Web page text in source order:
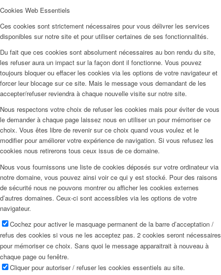
Cookies Web Essentiels
Ces cookies sont strictement nécessaires pour vous délivrer les services
disponibles sur notre site et pour utiliser certaines de ses fonctionnalités.
Du fait que ces cookies sont absolument nécessaires au bon rendu du site,
les refuser aura un impact sur la façon dont il fonctionne. Vous pouvez
toujours bloquer ou effacer les cookies via les options de votre navigateur et
forcer leur blocage sur ce site. Mais le message vous demandant de les
accepter/refuser reviendra à chaque nouvelle visite sur notre site.
Nous respectons votre choix de refuser les cookies mais pour éviter de vous
le demander à chaque page laissez nous en utiliser un pour mémoriser ce
choix. Vous êtes libre de revenir sur ce choix quand vous voulez et le
modifier pour améliorer votre expérience de navigation. Si vous refusez les
cookies nous retirerons tous ceux issus de ce domaine.
Nous vous fournissons une liste de cookies déposés sur votre ordinateur via
notre domaine, vous pouvez ainsi voir ce qui y est stocké. Pour des raisons
de sécurité nous ne pouvons montrer ou afficher les cookies externes
d’autres domaines. Ceux-ci sont accessibles via les options de votre
navigateur.
Cochez pour activer le masquage permanent de la barre d’acceptation /
refus des cookies si vous ne les acceptez pas. 2 cookies seront nécessaires
pour mémoriser ce choix. Sans quoi le message apparaitrait à nouveau à
chaque page ou fenêtre.
Cliquer pour autoriser / refuser les cookies essentiels au site.